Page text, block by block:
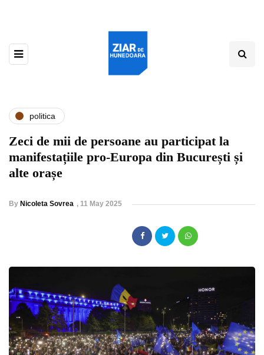
politica
Zeci de mii de persoane au participat la
manifestațiile pro-Europa din București și
alte orașe
By Nicoleta Sovrea , 11 May 2025